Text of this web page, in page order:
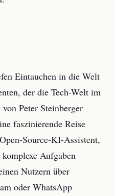
Eintauchen in die Welt
der die Tech-Welt im
Peter Steinberger
faszinierende Reise
Source-KI-Assistent,
Aufgaben
Nutzern über
oder WhatsApp